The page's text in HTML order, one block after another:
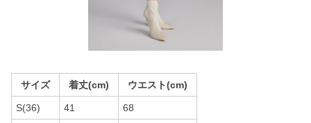
サイズ 着丈(cm) ウエスト(cm)
S(36) 41 68